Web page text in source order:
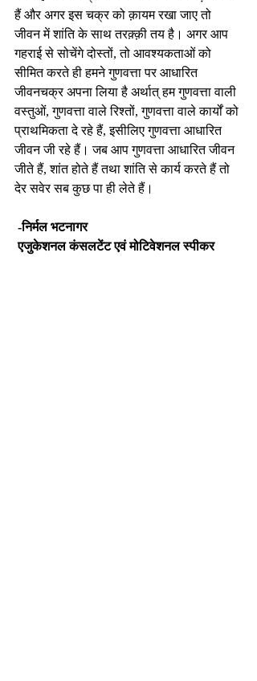
हैं और अगर इस चक्र को क़ायम रखा जाए तो
जीवन में शांति के साथ तरक़्क़ी तय है। अगर आप
गहराई से सोचेंगे दोस्तों, तो आवश्यकताओं को
सीमित करते ही हमने गुणवत्ता पर आधारित
जीवनचक्र अपना लिया है अर्थात् हम गुणवत्ता वाली
वस्तुओं, गुणवत्ता वाले रिश्तों, गुणवत्ता वाले कार्यों को
प्राथमिकता दे रहे हैं, इसीलिए गुणवत्ता आधारित
जीवन जी रहे हैं। जब आप गुणवत्ता आधारित जीवन
जीते हैं, शांत होते हैं तथा शांति से कार्य करते हैं तो
देर सवेर सब कुछ पा ही लेते हैं।
-निर्मल भटनागर
एजुकेशनल कंसलटेंट एवं मोटिवेशनल स्पीकर